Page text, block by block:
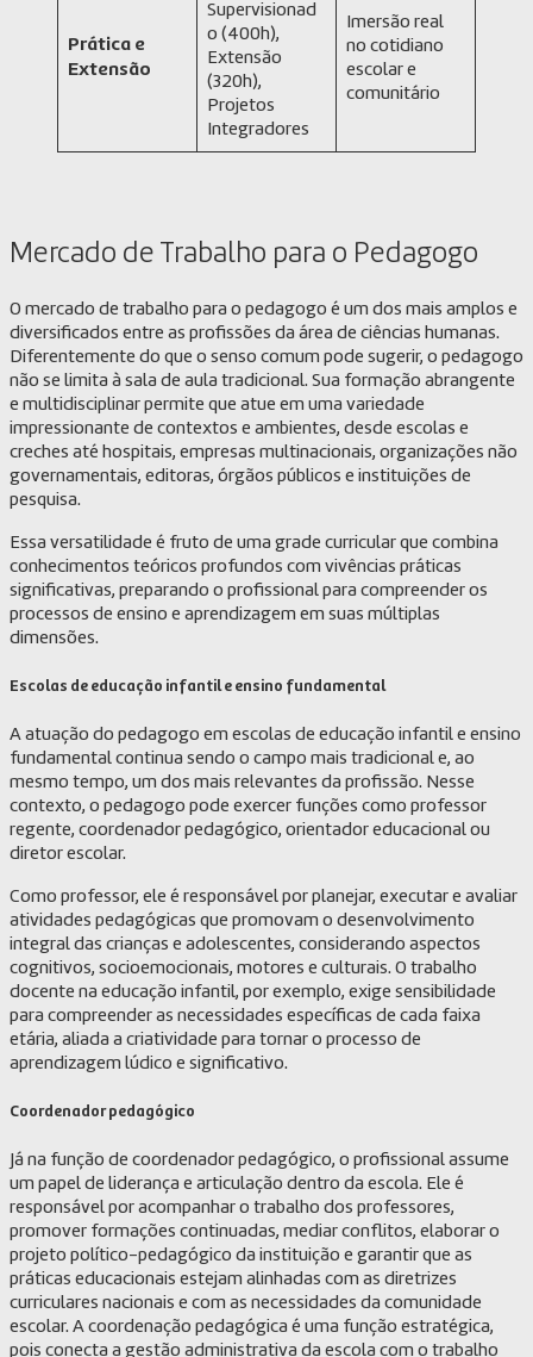
Prática e
Extensão
Supervisionad
o (400h),
Extensão
(320h),
Projetos
Integradores
Imersão real
no cotidiano
escolar e
comunitário
Mercado de Trabalho para o Pedagogo
O mercado de trabalho para o pedagogo é um dos mais amplos e
diversificados entre as profissões da área de ciências humanas.
Diferentemente do que o senso comum pode sugerir, o pedagogo
não se limita à sala de aula tradicional. Sua formação abrangente
e multidisciplinar permite que atue em uma variedade
impressionante de contextos e ambientes, desde escolas e
creches até hospitais, empresas multinacionais, organizações não
governamentais, editoras, órgãos públicos e instituições de
pesquisa.
Essa versatilidade é fruto de uma grade curricular que combina
conhecimentos teóricos profundos com vivências práticas
significativas, preparando o profissional para compreender os
processos de ensino e aprendizagem em suas múltiplas
dimensões.
Escolas de educação infantil e ensino fundamental
A atuação do pedagogo em escolas de educação infantil e ensino
fundamental continua sendo o campo mais tradicional e, ao
mesmo tempo, um dos mais relevantes da profissão. Nesse
contexto, o pedagogo pode exercer funções como professor
regente, coordenador pedagógico, orientador educacional ou
diretor escolar.
Como professor, ele é responsável por planejar, executar e avaliar
atividades pedagógicas que promovam o desenvolvimento
integral das crianças e adolescentes, considerando aspectos
cognitivos, socioemocionais, motores e culturais. O trabalho
docente na educação infantil, por exemplo, exige sensibilidade
para compreender as necessidades específicas de cada faixa
etária, aliada a criatividade para tornar o processo de
aprendizagem lúdico e significativo.
Coordenador pedagógico
Já na função de coordenador pedagógico, o profissional assume
um papel de liderança e articulação dentro da escola. Ele é
responsável por acompanhar o trabalho dos professores,
promover formações continuadas, mediar conflitos, elaborar o
projeto político-pedagógico da instituição e garantir que as
práticas educacionais estejam alinhadas com as diretrizes
curriculares nacionais e com as necessidades da comunidade
escolar. A coordenação pedagógica é uma função estratégica,
pois conecta a gestão administrativa da escola com o trabalho